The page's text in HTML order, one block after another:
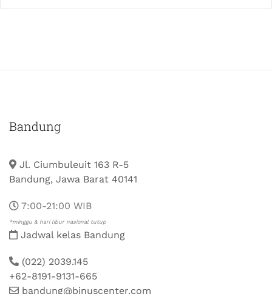
Bandung
Jl. Ciumbuleuit 163 R-5
Bandung, Jawa Barat 40141
7:00-21:00 WIB
*minggu & hari libur nasional tutup
Jadwal kelas Bandung
(022) 2039.145
+62-8191-9131-665
bandung@binuscenter.com